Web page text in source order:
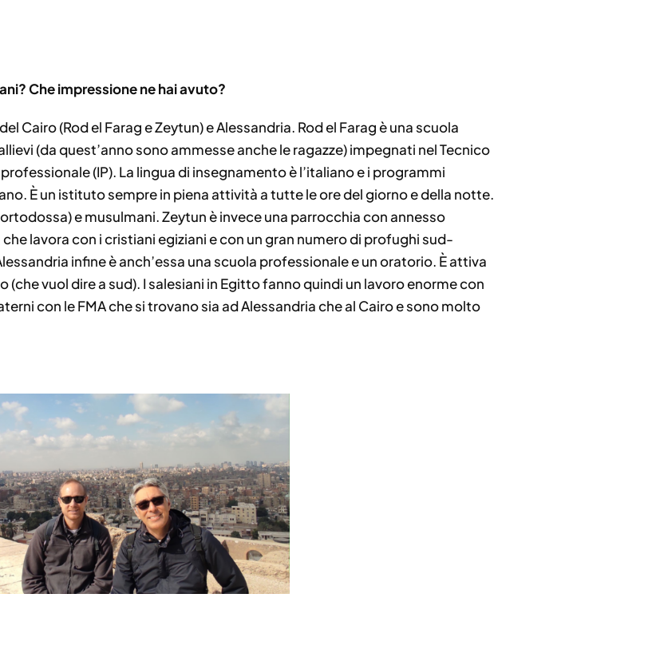
Che impressione ne hai avuto?
Cairo (Rod el Farag e Zeytun) e Alessandria. Rod el Farag è una scuola
(da quest’anno sono ammesse anche le ragazze) impegnati nel Tecnico
(IP). La lingua di insegnamento è l’italiano e i programmi
È un istituto sempre in piena attività a tutte le ore del giorno e della notte.
e musulmani. Zeytun è invece una parrocchia con annesso
lavora con i cristiani egiziani e con un gran numero di profughi sud-
infine è anch’essa una scuola professionale e un oratorio. È attiva
(che vuol dire a sud). I salesiani in Egitto fanno quindi un lavoro enorme con
con le FMA che si trovano sia ad Alessandria che al Cairo e sono molto